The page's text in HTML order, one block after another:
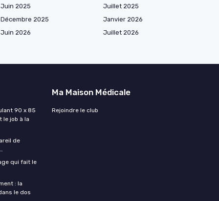
Juin 2025
Juillet 2025
Décembre 2025
Janvier 2026
Juin 2026
Juillet 2026
90 x 85
le job à la
de
qui fait le
: la
le dos
Ma Maison Médicale
Rejoindre le club